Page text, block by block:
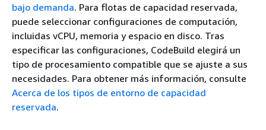
bajo demanda. Para flotas de capacidad reservada,
puede seleccionar configuraciones de computación,
incluidas vCPU, memoria y espacio en disco. Tras
especificar las configuraciones, CodeBuild elegirá un
tipo de procesamiento compatible que se ajuste a sus
necesidades. Para obtener más información, consulte
Acerca de los tipos de entorno de capacidad
reservada.